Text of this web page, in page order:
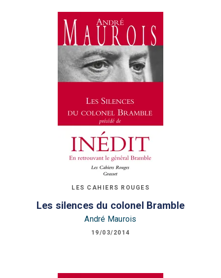
LES CAHIERS ROUGES
Les silences du colonel Bramble
André Maurois
19/03/2014